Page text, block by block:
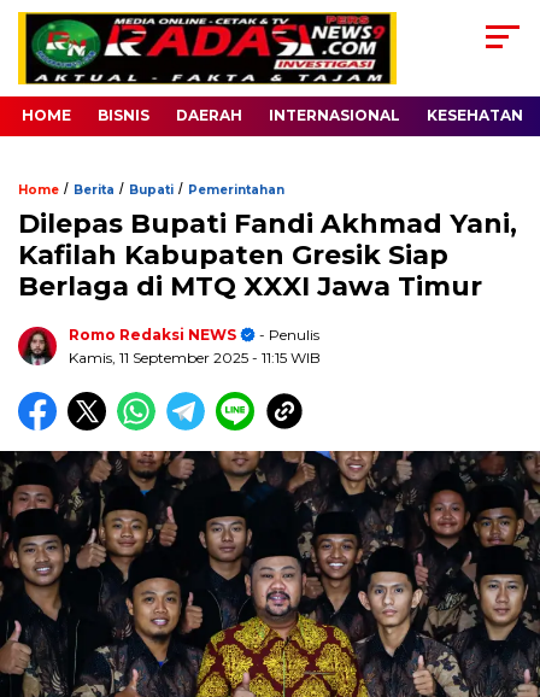
HOME BISNIS DAERAH INTERNASIONAL KESEHATAN
Home / Berita / Bupati / Pemerintahan
Dilepas Bupati Fandi Akhmad Yani,
Kafilah Kabupaten Gresik Siap
Berlaga di MTQ XXXI Jawa Timur
Romo Redaksi NEWS
- Penulis
Kamis, 11 September 2025 - 11:15 WIB